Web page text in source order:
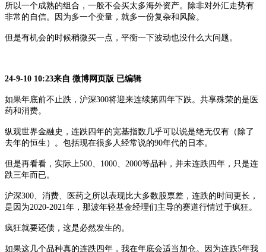
所以一个成熟的组合，一般不会买太多海外资产。除非对外汇走势有
非常的自信。因为多一个变量，就多一份复杂和风险。
但是有机会的时候稍微买一点，平衡一下波动也没什么大问题。
24-9-10 10:23来自 微博网页版 已编辑
如果年底前不止跌，沪深300将迎来连续第四年下跌。共享殊荣的是医
药和消费。
纵观世界金融史，连跌四年的宽基指数几乎可以说是绝无仅有（除了
去年的恒生）。包括现在很多人经常说的90年代的日本。
但是再看看，实际上500、1000、2000等品种，并未连跌四年，只是连
跌三年而已。
沪深300、消费、医药之所以表现比大多数股票差，连跌的时间更长，
是因为2020-2021年，那波年轻基金经理们主导的赛道行情过于疯狂。
疯狂就要还债，这是必然发生的。
如果这几个品种真的连跌四年，我在年底会适当加仓。因为连跌5年我